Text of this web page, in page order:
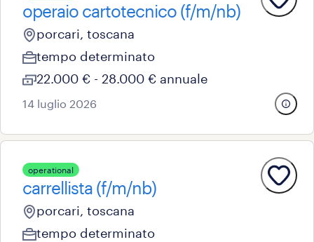
operaio cartotecnico (f/m/nb)
porcari, toscana
tempo determinato
22.000 € - 28.000 € annuale
14 luglio 2026
operational
carrellista (f/m/nb)
porcari, toscana
tempo determinato